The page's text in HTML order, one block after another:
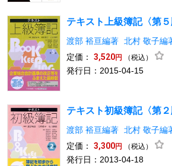
テキスト上級簿記〈第５
渡部 裕亘編著 北村 敬子編
定価：
3,520円 （税込）
発行日：2015-04-15
テキスト初級簿記〈第２
渡部 裕亘編著 北村 敬子編
定価：
3,300円 （税込）
発行日：2013-04-18